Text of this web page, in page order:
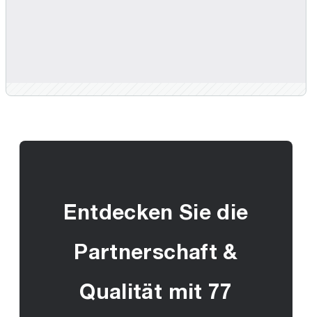
Entdecken Sie die
Partnerschaft &
Qualität mit 77